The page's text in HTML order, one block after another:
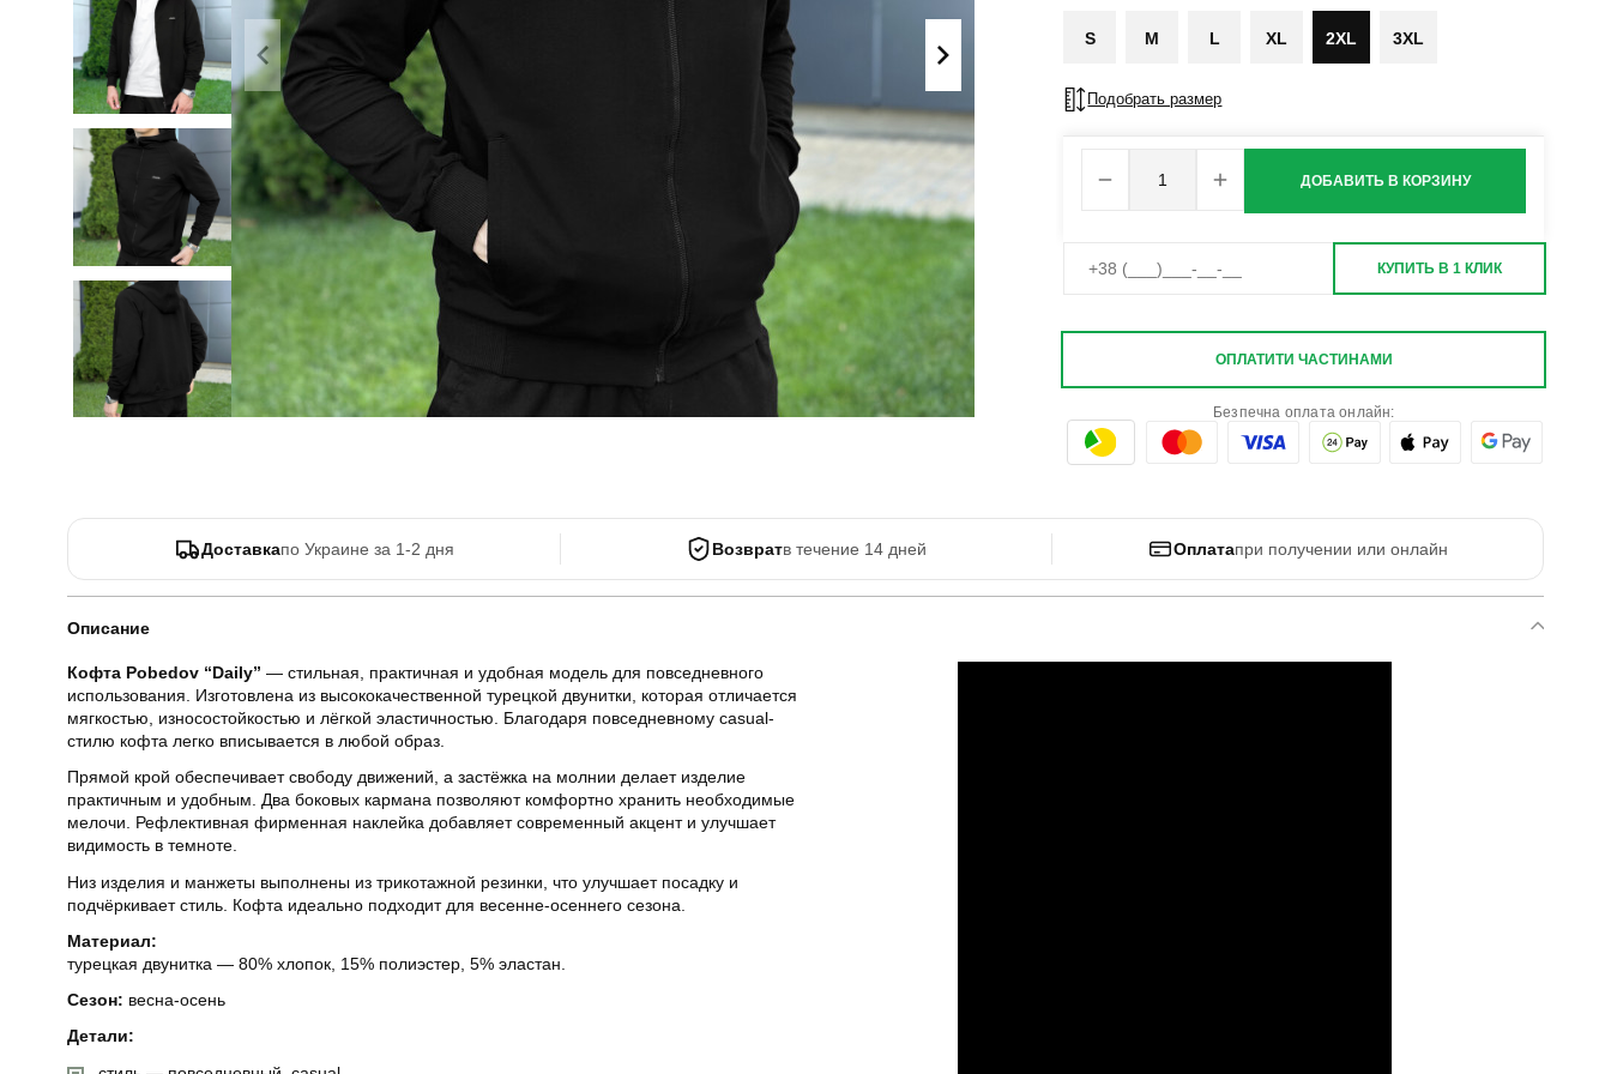
Літні комплекти
Комбінезони
Спортивні
Футболки
Майка
ХУДІ, СВІТШОТИ, СВЕТРИ
Светри
Світшоти
Худі
Боди
S M L XL 2XL 3XL
Подобрать размер
ДОБАВИТЬ В КОРЗИНУ
КУПИТЬ В 1 КЛИК
ОПЛАТИТИ ЧАСТИНАМИ
Безпечна оплата онлайн:
Доставкапо Украине за 1-2 дня Возвратв течение 14 дней Оплатапри получении или онлайн
Описание
Кофта Pobedov “Daily” — стильная, практичная и удобная модель для повседневного
использования. Изготовлена из высококачественной турецкой двунитки, которая отличается
мягкостью, износостойкостью и лёгкой эластичностью. Благодаря повседневному casual-
стилю кофта легко вписывается в любой образ.
Прямой крой обеспечивает свободу движений, а застёжка на молнии делает изделие
практичным и удобным. Два боковых кармана позволяют комфортно хранить необходимые
мелочи. Рефлективная фирменная наклейка добавляет современный акцент и улучшает
видимость в темноте.
Низ изделия и манжеты выполнены из трикотажной резинки, что улучшает посадку и
подчёркивает стиль. Кофта идеально подходит для весенне-осеннего сезона.
Материал:
турецкая двунитка — 80% хлопок, 15% полиэстер, 5% эластан.
Сезон: весна-осень
Детали: